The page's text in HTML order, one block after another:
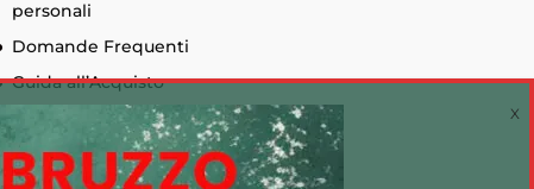
personali
Domande Frequenti
Guida all’Acquisto
Condizioni di vendita
Informativa sui Cookie